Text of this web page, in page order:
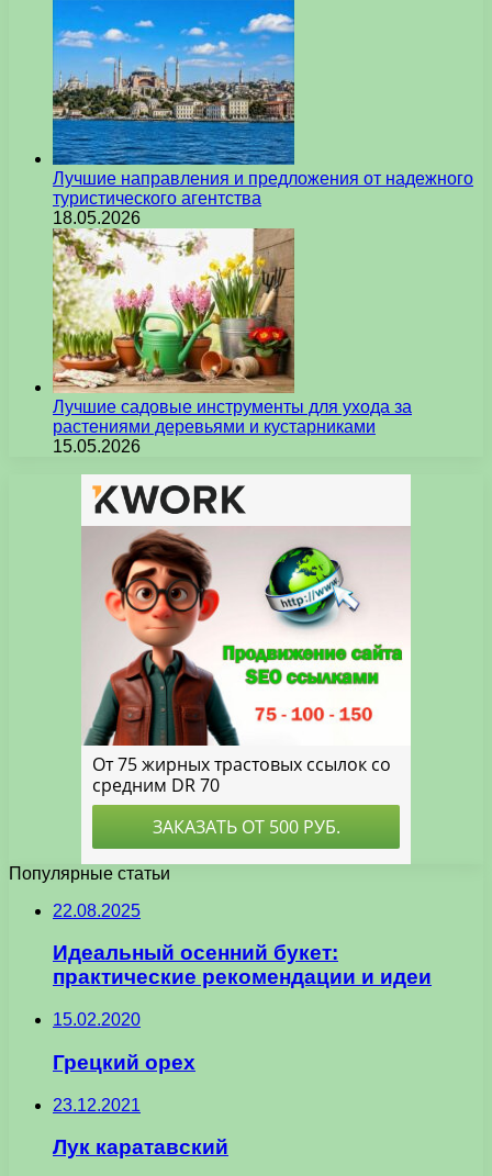
Лучшие направления и предложения от надежного
туристического агентства
18.05.2026
Лучшие садовые инструменты для ухода за
растениями деревьями и кустарниками
15.05.2026
Популярные статьи
22.08.2025
Идеальный осенний букет:
практические рекомендации и идеи
15.02.2020
Грецкий орех
23.12.2021
Лук каратавский